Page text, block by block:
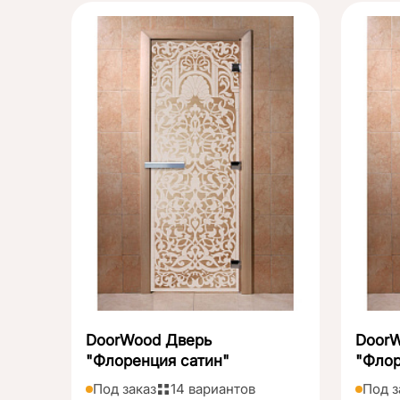
DoorWood Дверь
"Флоренция сатин"
Под заказ 14 вариантов Под